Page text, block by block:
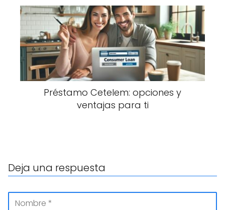
Préstamo Cetelem: opciones y
ventajas para ti
Deja una respuesta